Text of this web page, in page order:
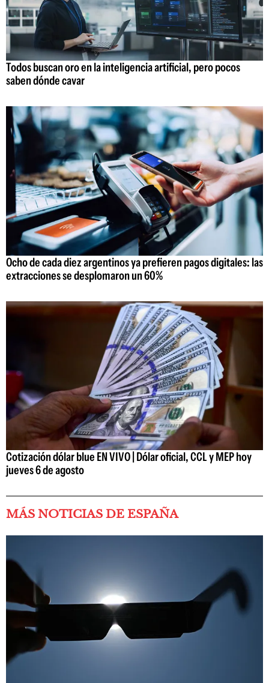
Todos buscan oro en la inteligencia artificial, pero pocos
saben dónde cavar
Ocho de cada diez argentinos ya prefieren pagos digitales: las
extracciones se desplomaron un 60%
Cotización dólar blue EN VIVO | Dólar oficial, CCL y MEP hoy
jueves 6 de agosto
MÁS NOTICIAS DE ESPAÑA